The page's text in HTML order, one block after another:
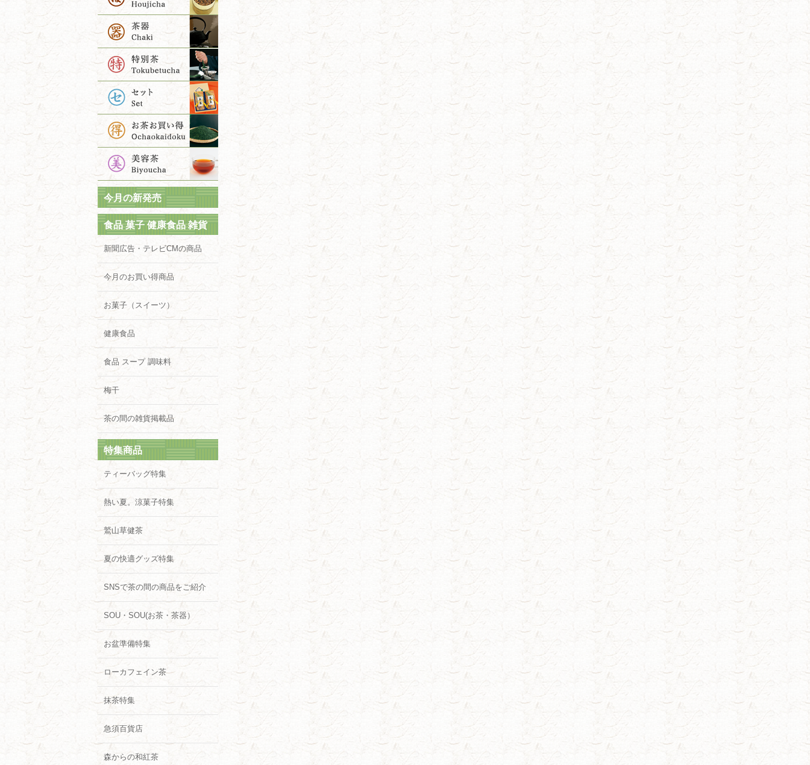
今月の新発売
食品 菓子 健康食品 雑貨
新聞広告・テレビCMの商品
今月のお買い得商品
お菓子（スイーツ）
健康食品
食品 スープ 調味料
梅干
茶の間の雑貨掲載品
特集商品
ティーバッグ特集
熱い夏。涼菓子特集
鷲山草健茶
夏の快適グッズ特集
SNSで茶の間の商品をご紹介
SOU・SOU(お茶・茶器）
お盆準備特集
ローカフェイン茶
抹茶特集
急須百貨店
森からの和紅茶